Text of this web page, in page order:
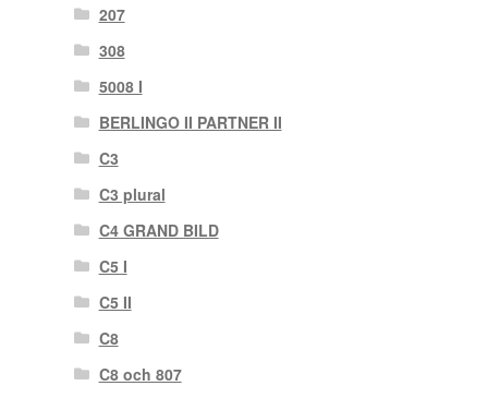
207
308
5008 I
BERLINGO II PARTNER II
C3
C3 plural
C4 GRAND BILD
C5 I
C5 II
C8
C8 och 807